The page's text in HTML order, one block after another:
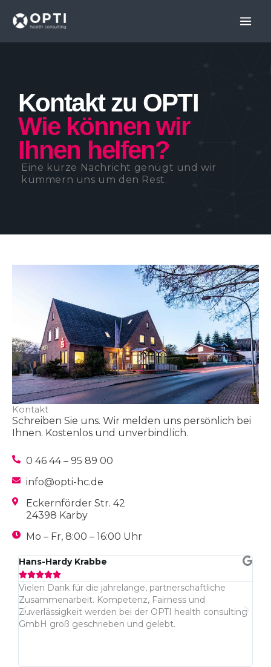
content
Kontakt zu OPTI
Wie können wir
Ihnen helfen?
Eine kurze Nachricht genügt und wir
kümmern uns um den Rest.
Kontakt
Schreiben Sie uns. Wir melden uns persönlich bei
Ihnen. Kostenlos und unverbindlich.
0 46 44 – 95 89 00
info@opti-hc.de
Eckernförder Str. 42
24398 Karby
Mo – Fr, 8:00 – 16:00 Uhr
Hans-Hardy Krabbe

Vielen Dank für die jahrelange, partnerschaftliche
Zusammenarbeit. Kompetenz, Fairness und
Zuverlässigkeit werden bei der OPTI health consulting
GmbH groß geschrieben und gelebt.